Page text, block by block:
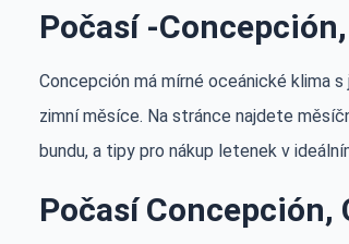
Počasí -
Concepción má mírné oceánické klima
zimní měsíce. Na stránce najdete
bundu, a tipy pro nákup letenek v
Počasí Concepción,